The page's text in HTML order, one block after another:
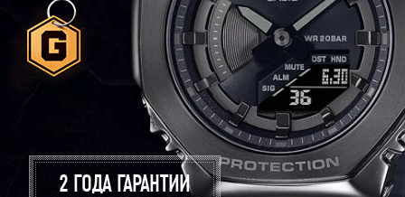
2 ГОДА ГАРАНТИИ